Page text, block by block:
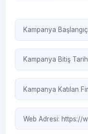
Kampanya
Kampanya Bitiş
Kampanya Katılan
Web Adresi: https://